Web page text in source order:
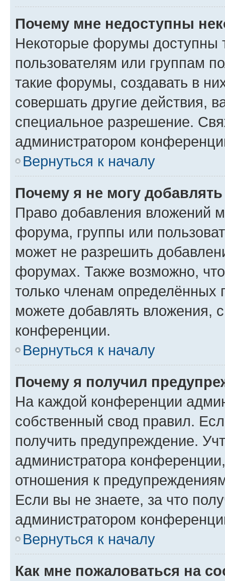
Почему мне недоступны
Некоторые форумы доступны
пользователям или группам
такие форумы, создавать в
совершать другие действия,
специальное разрешение.
администратором
Вернуться к началу
Почему я не могу
Право добавления вложений
форума, группы или
может не разрешить
форумах. Также возможно,
только членам определённых
можете добавлять вложения,
конференции.
Вернуться к началу
Почему я получил
На каждой конференции
собственный свод правил.
получить предупреждение.
администратора
отношения к
Если вы не знаете, за что
администратором
Вернуться к началу
Как мне пожаловаться на